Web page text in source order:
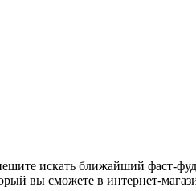
искать ближайший фаст-
вы сможете в интернет-